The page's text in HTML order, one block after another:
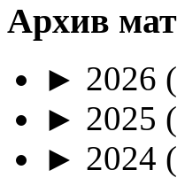
Архив
► 2026
► 2025
► 2024